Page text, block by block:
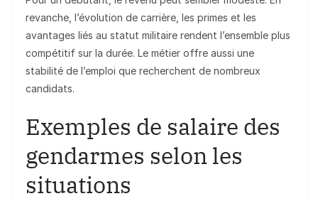
revanche, l’évolution de carrière, les primes et les
avantages liés au statut militaire rendent l’ensemble plus
compétitif sur la durée. Le métier offre aussi une
stabilité de l’emploi que recherchent de nombreux
candidats.
Exemples de salaire des
gendarmes selon les
situations